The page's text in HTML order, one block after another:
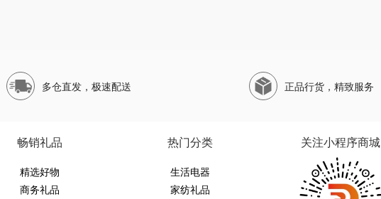
多仓直发，极速配送 正品行货，精致服务
畅销礼品
精选好物
商务礼品
热门分类
生活电器
家纺礼品
关注小程序商城